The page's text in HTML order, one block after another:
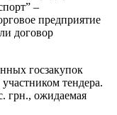
–
предприятие
договор
госзакупок
тендера.
грн., ожидаемая